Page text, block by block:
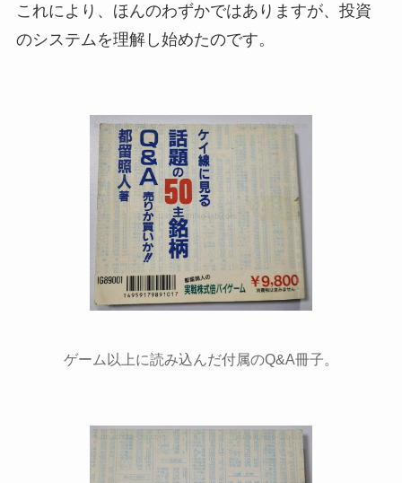
これにより、ほんのわずかではありますが、投資
のシステムを理解し始めたのです。
ゲーム以上に読み込んだ付属のQ&A冊子。